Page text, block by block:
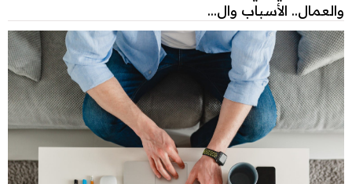
والعمال.. الأسباب وال...